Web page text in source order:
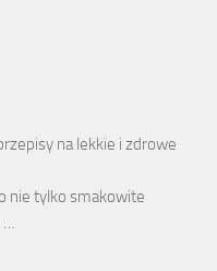
na lekkie i zdrowe
nie tylko smakowite
…